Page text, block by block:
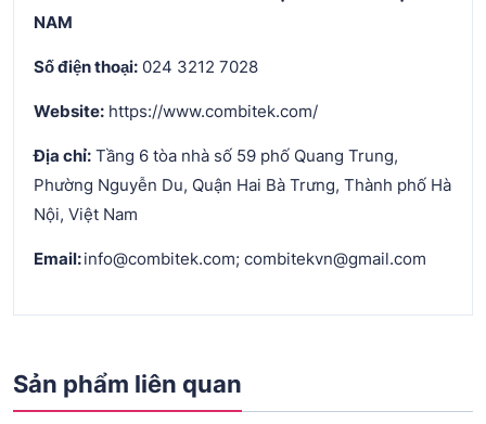
NAM
Số điện thoại: 024 3212 7028
Website: https://www.combitek.com/
Địa chỉ: Tầng 6 tòa nhà số 59 phố Quang Trung,
Phường Nguyễn Du, Quận Hai Bà Trưng, Thành phố Hà
Nội, Việt Nam
Email:info@combitek.com; combitekvn@gmail.com
Sản phẩm liên quan